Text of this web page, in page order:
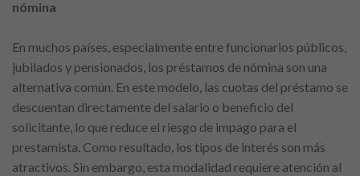
nómina
En muchos países, especialmente entre funcionarios públicos,
jubilados y pensionados, los préstamos de nómina son una
alternativa común. En este modelo, las cuotas del préstamo se
descuentan directamente del salario o beneficio del
solicitante, lo que reduce el riesgo de impago para el
prestamista. Como resultado, los tipos de interés son más
atractivos. Sin embargo, esta modalidad requiere atención al